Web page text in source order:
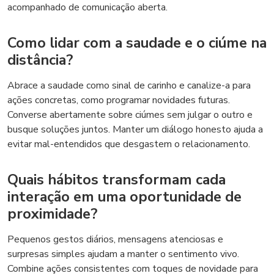
acompanhado de comunicação aberta.
Como lidar com a saudade e o ciúme na
distância?
Abrace a saudade como sinal de carinho e canalize-a para
ações concretas, como programar novidades futuras.
Converse abertamente sobre ciúmes sem julgar o outro e
busque soluções juntos. Manter um diálogo honesto ajuda a
evitar mal-entendidos que desgastem o relacionamento.
Quais hábitos transformam cada
interação em uma oportunidade de
proximidade?
Pequenos gestos diários, mensagens atenciosas e
surpresas simples ajudam a manter o sentimento vivo.
Combine ações consistentes com toques de novidade para